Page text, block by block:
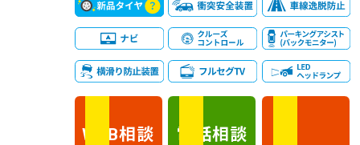
WEB相談 電話相談